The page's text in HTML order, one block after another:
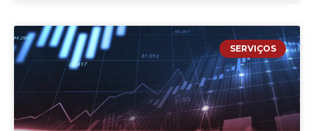
SERVIÇOS